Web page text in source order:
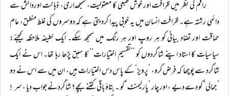
راقم کی نظر میں ظرافت اور خوش طبعی کا معقولیت، سمجھداری، ذہانت اوردانش سے
دائمی رشتہ ہے۔ ظرافت انسان میں یہ خوبی پیدا کردیتی ہے کہ دوسروں کی غلط منطق، عام
حماقت اور تضاد بیانی کو ہر روپ اور ہر رنگ میں سمجھ سکے۔ ایک لطیفہ ملاحظہ کیجئے:
سیاسیات کا استاد اپنے شاگردوں کو ’’تقسیمِ اختیارات‘‘ کا سبق پڑھا رہا تھا۔ اس نے ایک
شاگرد سے پوچھا کہ فرض کرو، ’پرویز‘ کے پاس دس اختیارات ہیں، ان میں سے اس نے دو
’جمالی‘ کو دے دیے ، اور چار ’پارلیمنٹ ‘ کو ۔ بتاؤ باقی کتنے بچے؟ شاگردنے جواب دیا ، سر !